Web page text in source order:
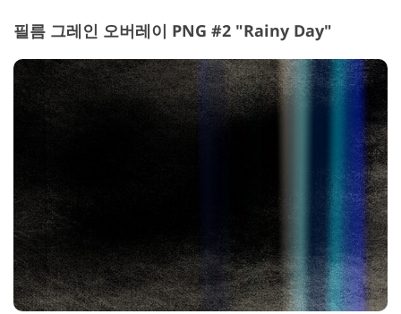
필름 그레인 오버레이 PNG #2 "Rainy Day"